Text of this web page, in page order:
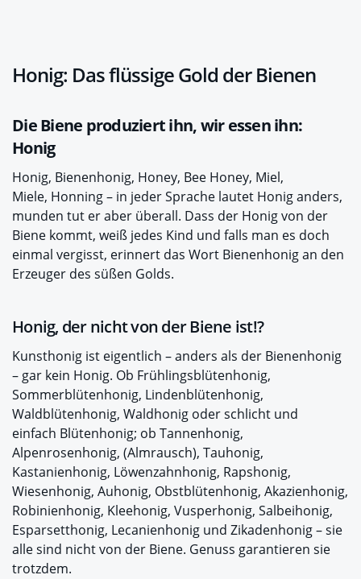
Honig: Das flüssige Gold der Bienen
Die Biene produziert ihn, wir essen ihn:
Honig
Honig, Bienenhonig, Honey, Bee Honey, Miel,
Miele, Honning – in jeder Sprache lautet Honig anders,
munden tut er aber überall. Dass der Honig von der
Biene kommt, weiß jedes Kind und falls man es doch
einmal vergisst, erinnert das Wort Bienenhonig an den
Erzeuger des süßen Golds.
Honig, der nicht von der Biene ist!?
Kunsthonig ist eigentlich – anders als der Bienenhonig
– gar kein Honig. Ob Frühlingsblütenhonig,
Sommerblütenhonig, Lindenblütenhonig,
Waldblütenhonig, Waldhonig oder schlicht und
einfach Blütenhonig; ob Tannenhonig,
Alpenrosenhonig, (Almrausch), Tauhonig,
Kastanienhonig, Löwenzahnhonig, Rapshonig,
Wiesenhonig, Auhonig, Obstblütenhonig, Akazienhonig,
Robinienhonig, Kleehonig, Vusperhonig, Salbeihonig,
Esparsetthonig, Lecanienhonig und Zikadenhonig – sie
alle sind nicht von der Biene. Genuss garantieren sie
trotzdem.